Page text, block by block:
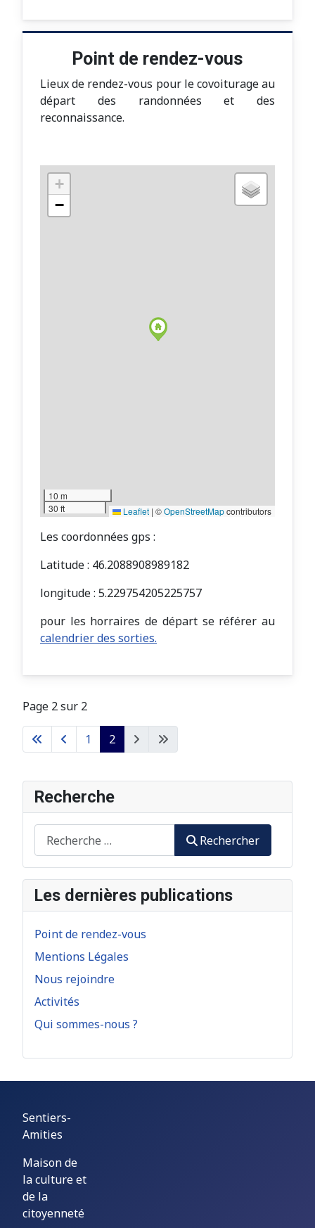
Point de rendez-vous
Lieux de rendez-vous pour le covoiturage au
départ des randonnées et des
reconnaissance.
+
−
10 m
30 ft
Leaflet | ©OpenStreetMapcontributors
Les coordonnées gps :
Latitude : 46.2088908989182
longitude : 5.229754205225757
pour les horraires de départ se référer au
calendrier des sorties.
Page 2 sur 2
1 2
Recherche
Rechercher
Les dernières publications
Point de rendez-vous
Mentions Légales
Nous rejoindre
Activités
Qui sommes-nous ?
Sentiers-
Amities
Maison de
la culture et
de la
citoyenneté